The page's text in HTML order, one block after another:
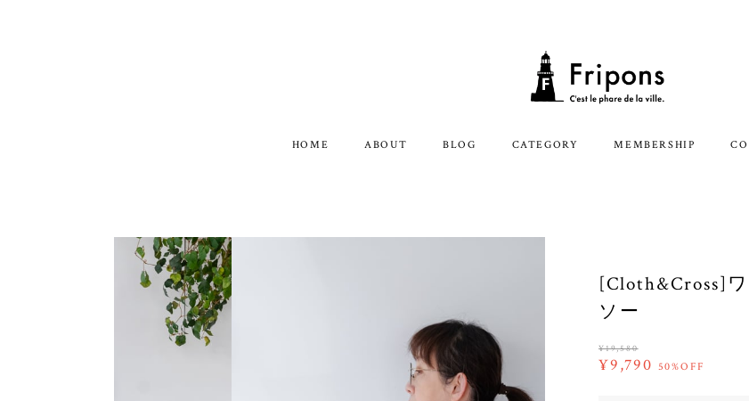
HOME ABOUT BLOG CATEGORY MEMBERSHIP
[Cloth&Cross]
ソー
¥19,580
¥9,790 50%OFF